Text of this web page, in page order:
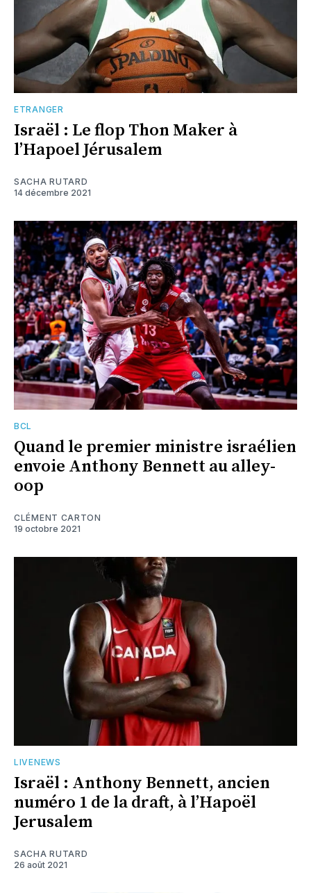
ETRANGER
Israël : Le flop Thon Maker à
l’Hapoel Jérusalem
SACHA RUTARD
14 décembre 2021
BCL
Quand le premier ministre israélien
envoie Anthony Bennett au alley-
oop
CLÉMENT CARTON
19 octobre 2021
LIVENEWS
Israël : Anthony Bennett, ancien
numéro 1 de la draft, à l’Hapoël
Jerusalem
SACHA RUTARD
26 août 2021